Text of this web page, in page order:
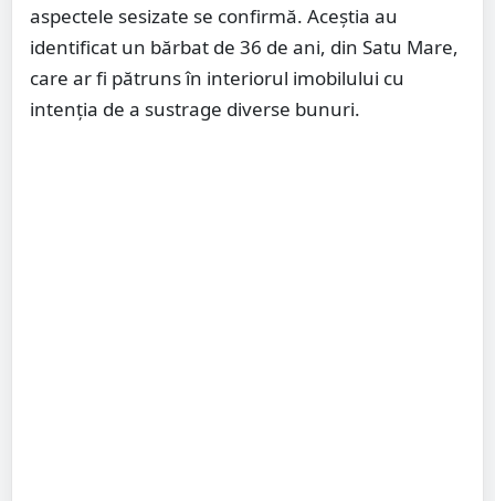
aspectele sesizate se confirmă. Aceștia au
identificat un bărbat de 36 de ani, din Satu Mare,
care ar fi pătruns în interiorul imobilului cu
intenția de a sustrage diverse bunuri.